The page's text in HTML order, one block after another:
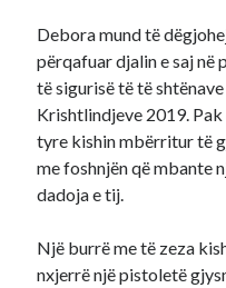
Debora mund të
përqafuar djalin e saj
të sigurisë të të
Krishtlindjeve 2019.
tyre kishin mbërritur të
me foshnjën që mbante
dadoja e tij.
Një burrë me të zeza
nxjerrë një pistoletë